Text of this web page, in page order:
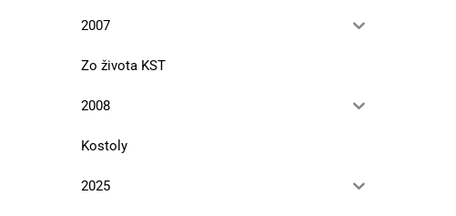
2007
Zo života KST
2008
Kostoly
2025